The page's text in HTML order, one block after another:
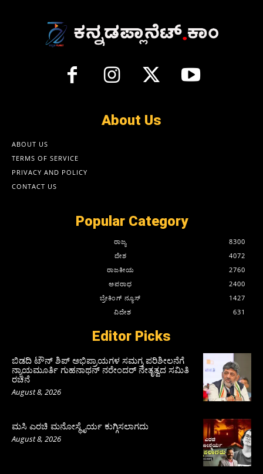
About Us
ABOUT US
TERMS OF SERVICE
PRIVACY AND POLICY
CONTACT US
Popular Category
ರಾಜ್ಯ
8300
ದೇಶ
4072
ರಾಜಕೀಯ
2760
ಅಪರಾಧ
2400
ಬ್ರೇಕಿಂಗ್ ನ್ಯೂಸ್
1427
ವಿದೇಶ
631
Editor Picks
ಬಿಡದಿ ಟೌನ್ ಶಿಪ್ ಅಭಿಪ್ರಾಯಗಳ ಸಮಗ್ರ ಪರಿಶೀಲನೆಗೆ
ನ್ಯಾಯಮೂರ್ತಿ ಗುಹನಾಥನ್ ನರೇಂದರ್ ನೇತೃತ್ವದ ಸಮಿತಿ
ರಚನೆ
August 8, 2026
ಮಸಿ ಎರಚಿ ಮನೋಸ್ಥೈರ್ಯ ಕುಗ್ಗಿಸಲಾಗದು
August 8, 2026